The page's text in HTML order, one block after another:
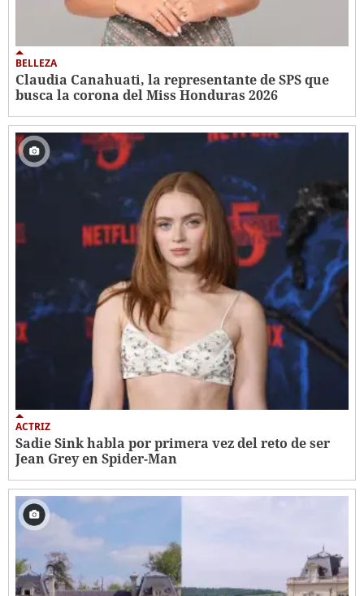
BELLEZA
Claudia Canahuati, la representante de SPS que
busca la corona del Miss Honduras 2026
ACTRIZ
Sadie Sink habla por primera vez del reto de ser
Jean Grey en Spider-Man